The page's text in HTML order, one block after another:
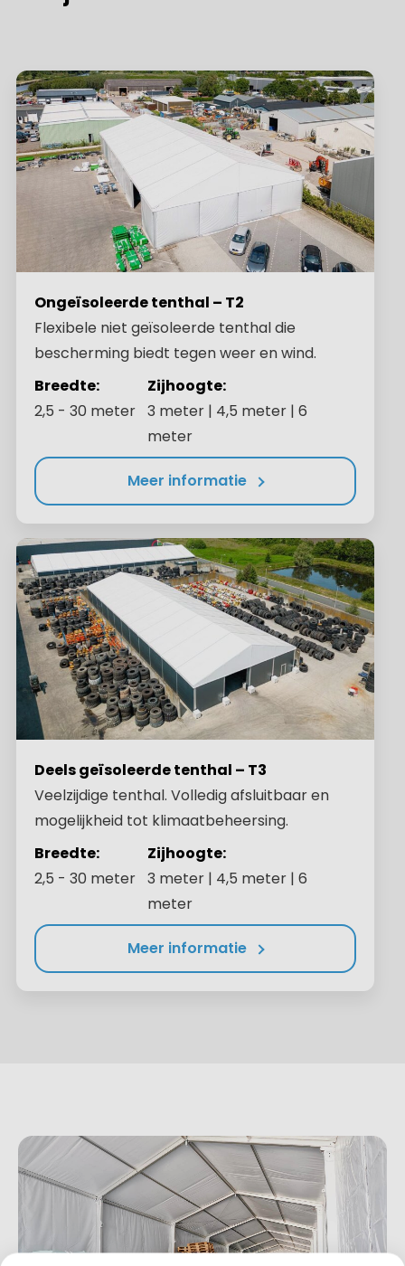
Ongeïsoleerde tenthal – T2
Flexibele niet geïsoleerde tenthal die
bescherming biedt tegen weer en wind.
Breedte:
2,5 - 30 meter
Zijhoogte:
3 meter | 4,5 meter | 6
meter
Meer informatie
Deels geïsoleerde tenthal – T3
Veelzijdige tenthal. Volledig afsluitbaar en
mogelijkheid tot klimaatbeheersing.
Breedte:
2,5 - 30 meter
Zijhoogte:
3 meter | 4,5 meter | 6
meter
Meer informatie